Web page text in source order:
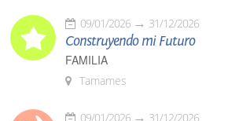
09/01/2026 31/12/2026
Construyendo mi Futuro
FAMILIA
Tamames
09/01/2026 31/12/2026